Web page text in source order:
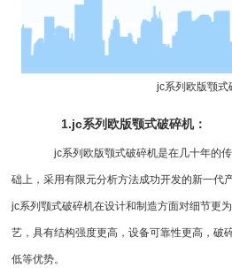
jc系列 欧版颚式
1.jc系列欧版颚式破碎机：
jc系列欧版颚式破碎机是在几十年的传
础上，采用有限元分析方法成功开发的新一代
jc系列颚式破碎机在设计和制造方面对细节更
艺，具有结构强度更高，设备可靠性更高，破
低等优势。